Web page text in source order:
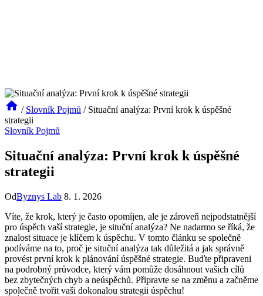
/ Slovník Pojmů / Situační analýza: První krok k úspěšné
strategii
Slovník Pojmů
Situační analýza: První krok k úspěšné
strategii
OdByznys Lab 8. 1. 2026
Víte, že krok, který je často opomíjen, ale je zároveň nejpodstatnější
pro úspěch vaší strategie, je situční analýza? Ne nadarmo se říká, že
znalost situace je klíčem k úspěchu. V tomto článku se společně
podíváme na to, proč je situční analýza tak důležitá a jak správně
provést první krok k plánování úspěšné strategie. Buďte připraveni
na podrobný průvodce, který vám pomůže dosáhnout vašich cílů
bez zbytečných chyb a neúspěchů. Připravte se na změnu a začněme
společně tvořit vaši dokonalou strategii úspěchu!